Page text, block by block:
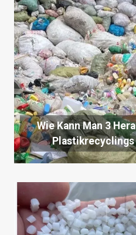
Wie Kann Man 3
Plastikrecyclings